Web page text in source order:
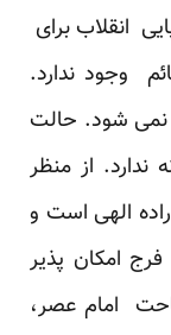
انقلاب برای
وجود ندارد.
نمی شود. حالت
از منظر
الهی است و
امکان پذیر
امام عصر،